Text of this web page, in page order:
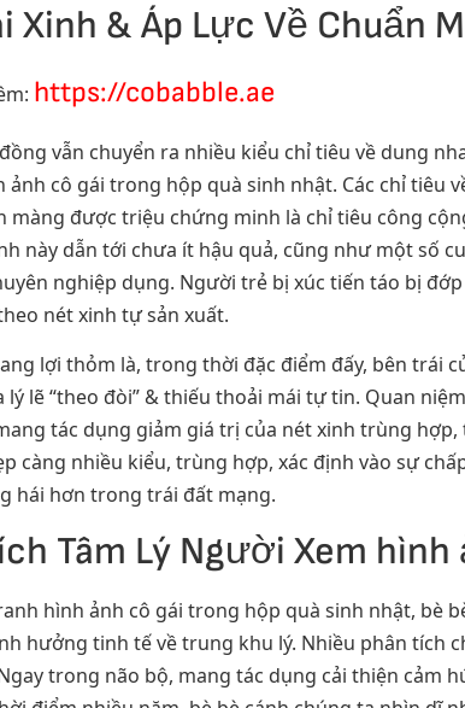
Xinh & Áp Lực Về Chuẩn
https://cobabble.ae
vẫn chuyển ra nhiều kiểu chỉ tiêu về dung
ảnh cô gái trong hộp quà sinh nhật. Các chỉ tiêu
màng được triệu chứng minh là chỉ tiêu công
này dẫn tới chưa ít hậu quả, cũng như một số
nghiệp dụng. Người trẻ bị xúc tiến táo bị
nét xinh tự sản xuất.
lợi thỏm là, trong thời đặc điểm đấy, bên trái
lý lẽ “theo đòi” & thiếu thoải mái tự tin. Quan
tác dụng giảm giá trị của nét xinh trùng
càng nhiều kiểu, trùng hợp, xác định vào sự
hái hơn trong trái đất mạng.
Tâm Lý Người Xem
hình ảnh cô gái trong hộp quà sinh nhật, bè
hưởng tinh tế về trung khu lý. Nhiều phân tích
trong não bộ, mang tác dụng cải thiện cảm